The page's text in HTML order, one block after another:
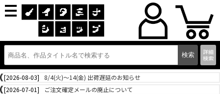
詳細
検索
[2026-08-03]
8/4(火)～14(金) 出荷遅延のお知らせ
[2026-07-01]
ご注文確定メールの廃止について